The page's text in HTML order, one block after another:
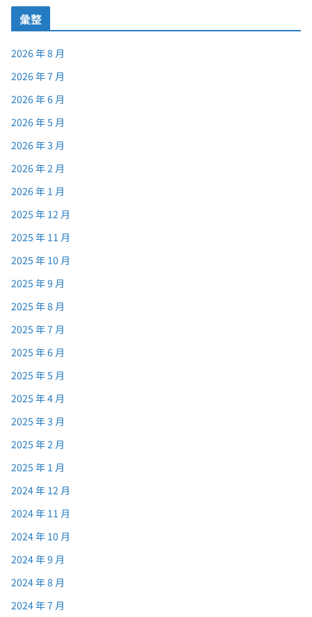
彙整
2026 年 8 月
2026 年 7 月
2026 年 6 月
2026 年 5 月
2026 年 3 月
2026 年 2 月
2026 年 1 月
2025 年 12 月
2025 年 11 月
2025 年 10 月
2025 年 9 月
2025 年 8 月
2025 年 7 月
2025 年 6 月
2025 年 5 月
2025 年 4 月
2025 年 3 月
2025 年 2 月
2025 年 1 月
2024 年 12 月
2024 年 11 月
2024 年 10 月
2024 年 9 月
2024 年 8 月
2024 年 7 月